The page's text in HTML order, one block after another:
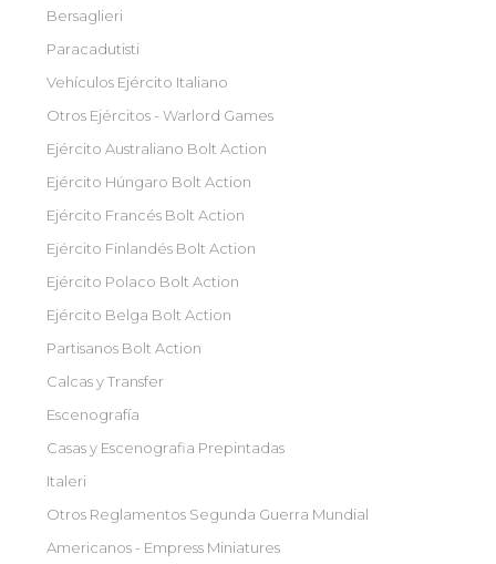
Bersaglieri
Paracadutisti
Vehículos Ejército Italiano
Otros Ejércitos - Warlord Games
Ejército Australiano Bolt Action
Ejército Húngaro Bolt Action
Ejército Francés Bolt Action
Ejército Finlandés Bolt Action
Ejército Polaco Bolt Action
Ejército Belga Bolt Action
Partisanos Bolt Action
Calcas y Transfer
Escenografía
Casas y Escenografia Prepintadas
Italeri
Otros Reglamentos Segunda Guerra Mundial
Americanos - Empress Miniatures